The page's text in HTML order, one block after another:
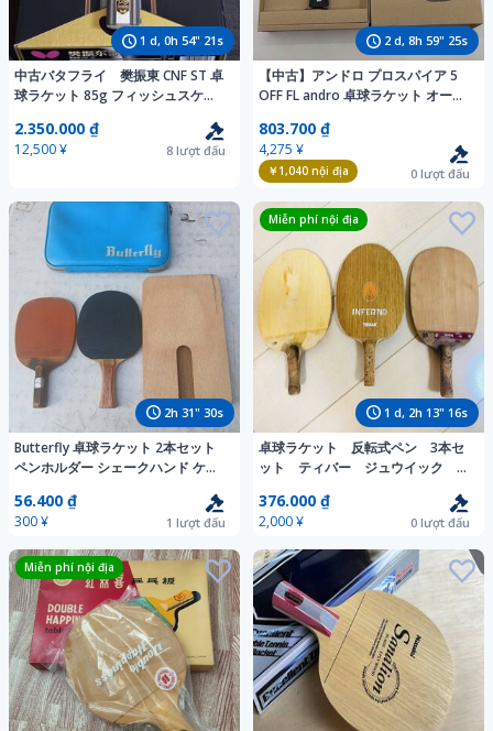
1 d, 0h 54" 19 s
中古バタフライ 樊振東 CNF ST 卓
球ラケット 85g フィッシュスケー
2.350.000 ₫
12,500 ¥ 8 lượt đấu
2 d, 8h 59" 23s
【中古】アンドロ プロスパイア 5
OFF FL andro 卓球ラケット オール
803.700 ₫
4,275 ¥
￥1,040nội địa 0 lượt đấu
2h 31" 28s
Butterfly 卓球ラケット 2本セット
ペンホルダー シェークハンド ケー
56.400 ₫
300 ¥ 1 lượt đấu
1 d, 2h 13" 14s
Miễn phí nội địa
卓球ラケット 反転式ペン 3本セ
ット ティバー ジュウイック バ
376.000 ₫
2,000 ¥ 0 lượt đấu
Miễn phí nội địa